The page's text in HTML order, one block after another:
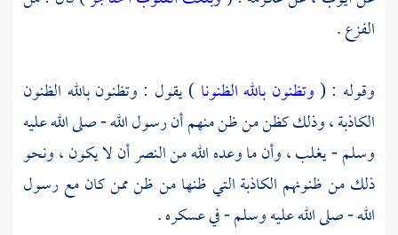
الفزع .
وقوله : (وتظنون بالله الظنونا ) يقول : وتظنون بالله الظنون
الكاذبة ، وذلك كظن من ظن منهم أن رسول الله - صلى الله عليه
وسلم - يغلب ، وأن ما وعده الله من النصر أن لا يكون ، ونحو
ذلك من ظنونهم الكاذبة التي ظنها من ظن ممن كان مع رسول
الله - صلى الله عليه وسلم - في عسكره .